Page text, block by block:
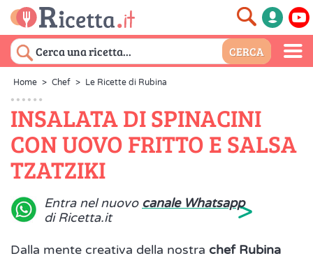
Home > Chef > Le Ricette di Rubina
INSALATA DI SPINACINI
CON UOVO FRITTO E SALSA
TZATZIKI
Entra nel nuovo canale Whatsapp
di Ricetta.it
>
Dalla mente creativa della nostra chef Rubina